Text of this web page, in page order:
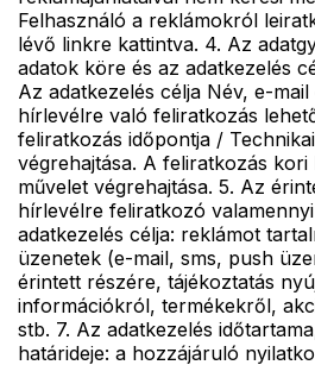
Felhasználó a reklámokról
lévő linkre kattintva. 4. Az
adatok köre és az adatkezelés
Az adatkezelés célja Név, e-
hírlevélre való feliratkozás
feliratkozás időpontja /
végrehajtása. A feliratkozás
művelet végrehajtása. 5. Az
hírlevélre feliratkozó
adatkezelés célja: reklámot
üzenetek (e-mail, sms, push
érintett részére, tájékoztatás
információkról, termékekről,
stb. 7. Az adatkezelés
határideje: a hozzájáruló